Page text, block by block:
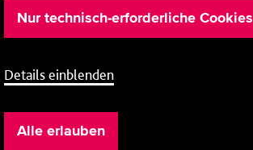
Nur technisch-erforderliche Cookies
Details einblenden
Alle erlauben